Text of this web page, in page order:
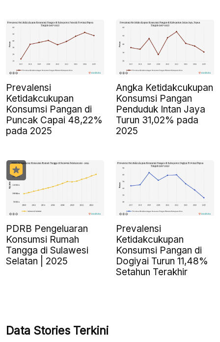
Prevalensi
Ketidakcukupan
Konsumsi Pangan di
Puncak Capai 48,22%
pada 2025
Angka Ketidakcukupan
Konsumsi Pangan
Penduduk Intan Jaya
Turun 31,02% pada
2025
PDRB Pengeluaran
Konsumsi Rumah
Tangga di Sulawesi
Selatan | 2025
Prevalensi
Ketidakcukupan
Konsumsi Pangan di
Dogiyai Turun 11,48%
Setahun Terakhir
Data Stories Terkini